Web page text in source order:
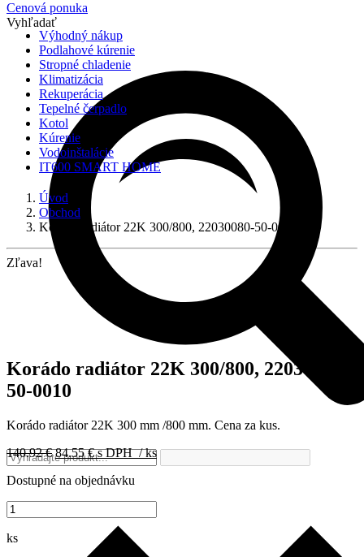
Cenová ponuka
Vyhľadať
Výhodný nákup
Podlahové kúrenie
Stropné chladenie
Klimatizácia
Rekuperácia
Tepelné čerpadlo
Kotol
Kúrenie
Vodoinštalácie
IT600 SMART HOME
Úvod
Obchod
Korádo radiátor 22K 300/800, 22030080-50-0010
Zľava!
Korádo radiátor 22K 300/800, 22030080-
50-0010
Korádo radiátor 22K 300 mm /800 mm. Cena za kus.
140.92€Pôvodná
cena
bola:
84.55€Aktuálna
cena
je:
s DPH/ ks
Dostupné na objednávku
množstvo
Korádo
radiátor
ks